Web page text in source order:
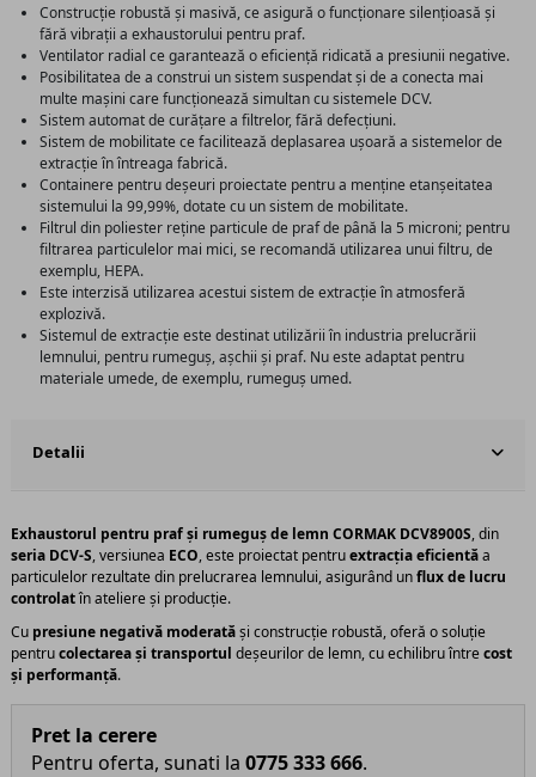
Construcție robustă și masivă, ce asigură o funcționare silențioasă și
fără vibrații a exhaustorului pentru praf.
Ventilator radial ce garantează o eficiență ridicată a presiunii negative.
Posibilitatea de a construi un sistem suspendat și de a conecta mai
multe mașini care funcționează simultan cu sistemele DCV.
Sistem automat de curățare a filtrelor, fără defecțiuni.
Sistem de mobilitate ce facilitează deplasarea ușoară a sistemelor de
extracție în întreaga fabrică.
Containere pentru deșeuri proiectate pentru a menține etanșeitatea
sistemului la 99,99%, dotate cu un sistem de mobilitate.
Filtrul din poliester reține particule de praf de până la 5 microni; pentru
filtrarea particulelor mai mici, se recomandă utilizarea unui filtru, de
exemplu, HEPA.
Este interzisă utilizarea acestui sistem de extracție în atmosferă
explozivă.
Sistemul de extracție este destinat utilizării în industria prelucrării
lemnului, pentru rumeguș, așchii și praf. Nu este adaptat pentru
materiale umede, de exemplu, rumeguș umed.
Detalii
Exhaustorul pentru praf și rumeguș de lemn CORMAK DCV8900S, din
seria DCV-S, versiunea ECO, este proiectat pentruextracția eficientăa
particulelor rezultate din prelucrarea lemnului, asigurând unflux de lucru
controlatîn ateliere și producție.
Cu presiune negativă moderatăși construcție robustă, oferă o soluție
pentrucolectarea și transportul deșeurilor de lemn, cu echilibru întrecost
și performanță.
Pret la cerere
Pentru oferta, sunati la 0775 333 666.